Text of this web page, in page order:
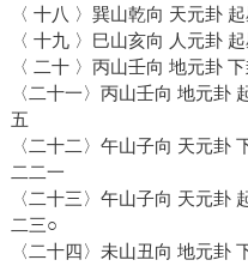
〈 十八 〉巽山乾向 天元卦
〈 十九 〉巳山亥向 人元卦
〈 二十 〉丙山壬向 地元卦
〈二十一〉丙山壬向 地元卦
五
〈二十二〉午山子向 天元卦
二二一
〈二十三〉午山子向 天元卦
二三○
〈二十四〉未山丑向 地元卦